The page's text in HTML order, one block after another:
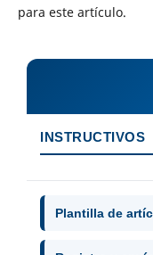
para este artículo.
INSTRUCTIVOS
Plantilla de